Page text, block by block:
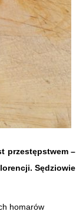
przestępstwem –
Sędziowie
homarów